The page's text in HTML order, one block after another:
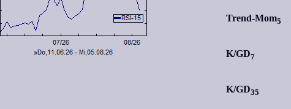
Trend-Mom5
K/GD7
K/GD35